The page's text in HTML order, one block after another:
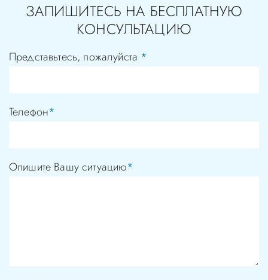
ЗАПИШИТЕСЬ НА БЕСПЛАТНУЮ
КОНСУЛЬТАЦИЮ
Представьтесь, пожалуйста *
Телефон*
Опишите Вашу ситуацию*